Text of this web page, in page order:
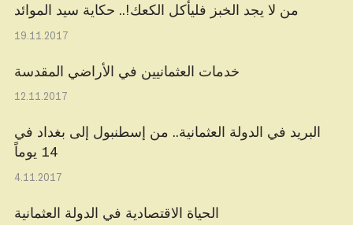
من لا يجد الخبز فليأكل الكعك!.. حكاية سيد الموائد
19.11.2017
خدمات العثمانيين في الأراضي المقدسة
12.11.2017
البريد في الدولة العثمانية.. من إسطنبول إلى بغداد في
14 يوماً
4.11.2017
الحياة الاقتصادية في الدولة العثمانية